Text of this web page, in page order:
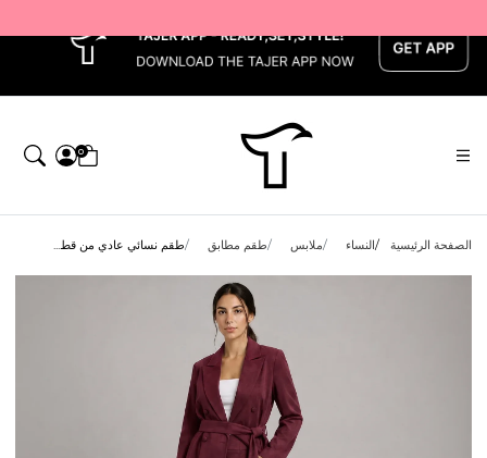
0
الصفحة الرئيسية النساء ملابس طقم مطابق طقم نسائي عادي من قط...